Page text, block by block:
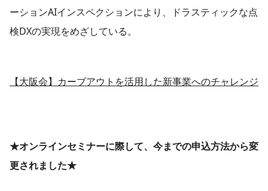
ーションAIインスペクションにより、ドラスティックな点
検DXの実現をめざしている。
【大阪会】カーブアウトを活用した新事業へのチャレンジ
★オンラインセミナーに際して、今までの申込方法から変
更されました★